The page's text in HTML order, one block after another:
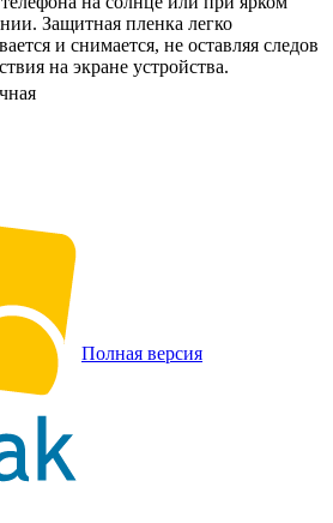
Защитная пленка легко
и снимается, не оставляя следов
на экране устройства.
Полная версия